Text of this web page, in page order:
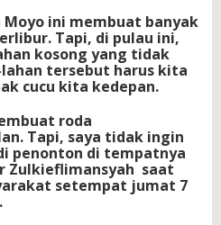
Moyo ini membuat banyak
Tapi, di pulau ini,
kosong yang tidak
tersebut harus kita
cucu kita kedepan.
roda
Tapi, saya tidak ingin
penonton di tempatnya
Zulkieflimansyah saat
setempat jumat 7